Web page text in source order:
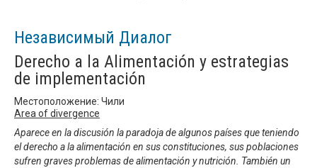
Независимый Диалог
Derecho a la Alimentación y estrategias
de implementación
Местоположение: Чили
Area of divergence
Aparece en la discusión la paradoja de algunos países que teniendo
el derecho a la alimentación en sus constituciones, sus poblaciones
sufren graves problemas de alimentación y nutrición. También un